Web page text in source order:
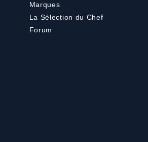
Marques
La Sélection du Chef
Forum